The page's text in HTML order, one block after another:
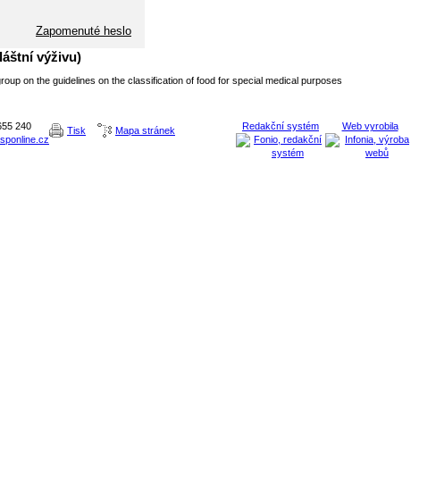
Zapomenuté heslo
výživu)
on the guidelines on the classification of food for special medical purposes
Redakční systém Web vyrobila
240
Tisk Mapa stránek